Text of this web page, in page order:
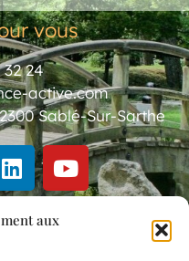
aux
vous
32 24
active.com
Sablé-Sur-Sarthe
à Sablé-Sur-Sarthe.